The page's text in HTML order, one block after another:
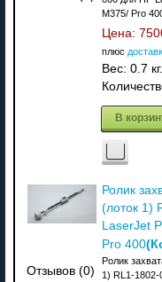
M375/ Pro
Цена:
плюс
Вес: 0.7 кг.
В
Отзывов (0)
Ролик
(лоток 1)
LaserJet
Pro 400
Ролик
1) RL1-